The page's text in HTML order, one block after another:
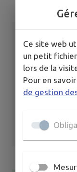
Ce site web
un petit
lors de la
Pour en
de gestion